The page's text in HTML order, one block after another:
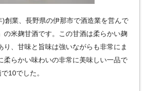
創業、長野県の伊那市で酒造業を営んで
の米麹甘酒です。この甘酒は柔らかい麹
り、甘味と旨味は強いながらも非常にま
柔らかい味わいの非常に美味しい一品で
10でした。